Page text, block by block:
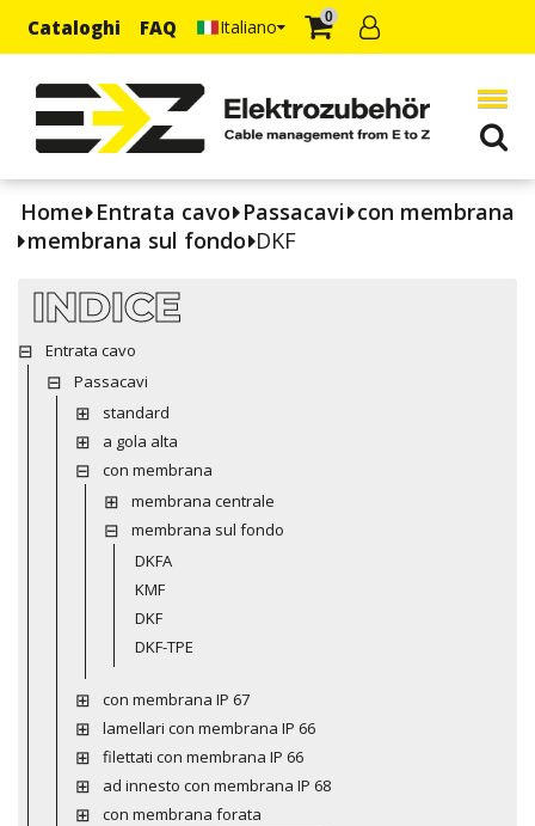
Cataloghi FAQ Italiano 0
Home Entrata cavo Passacavi con membrana
membrana sul fondo DKF
INDICE
Entrata cavo
Passacavi
standard
a gola alta
con membrana
membrana centrale
membrana sul fondo
DKFA
KMF
DKF
DKF-TPE
con membrana IP 67
lamellari con membrana IP 66
filettati con membrana IP 66
ad innesto con membrana IP 68
con membrana forata